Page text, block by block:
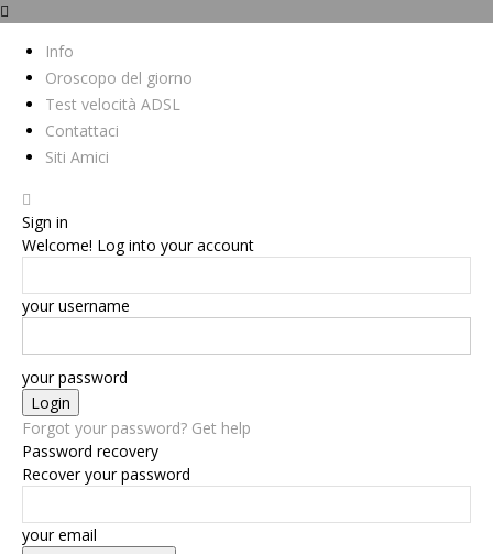
Info
Oroscopo del giorno
Test velocità ADSL
Contattaci
Siti Amici
Sign in
Welcome! Log into your account
your username
your password
Forgot your password? Get help
Password recovery
Recover your password
your email